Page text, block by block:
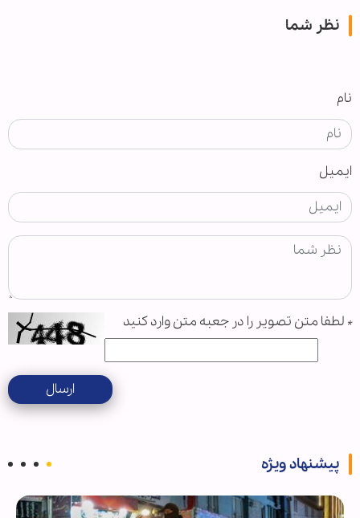
نظر شما
نام
ایمیل
* لطفا متن تصویر را در جعبه متن وارد کنید
ارسال
پیشنهاد ویژه